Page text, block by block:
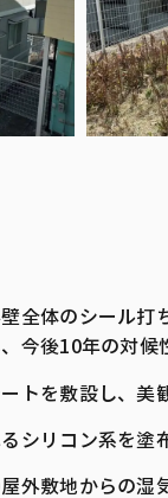
全体のシール
今後10年の対
トを敷設し、美
シリコン系を塗
外敷地からの